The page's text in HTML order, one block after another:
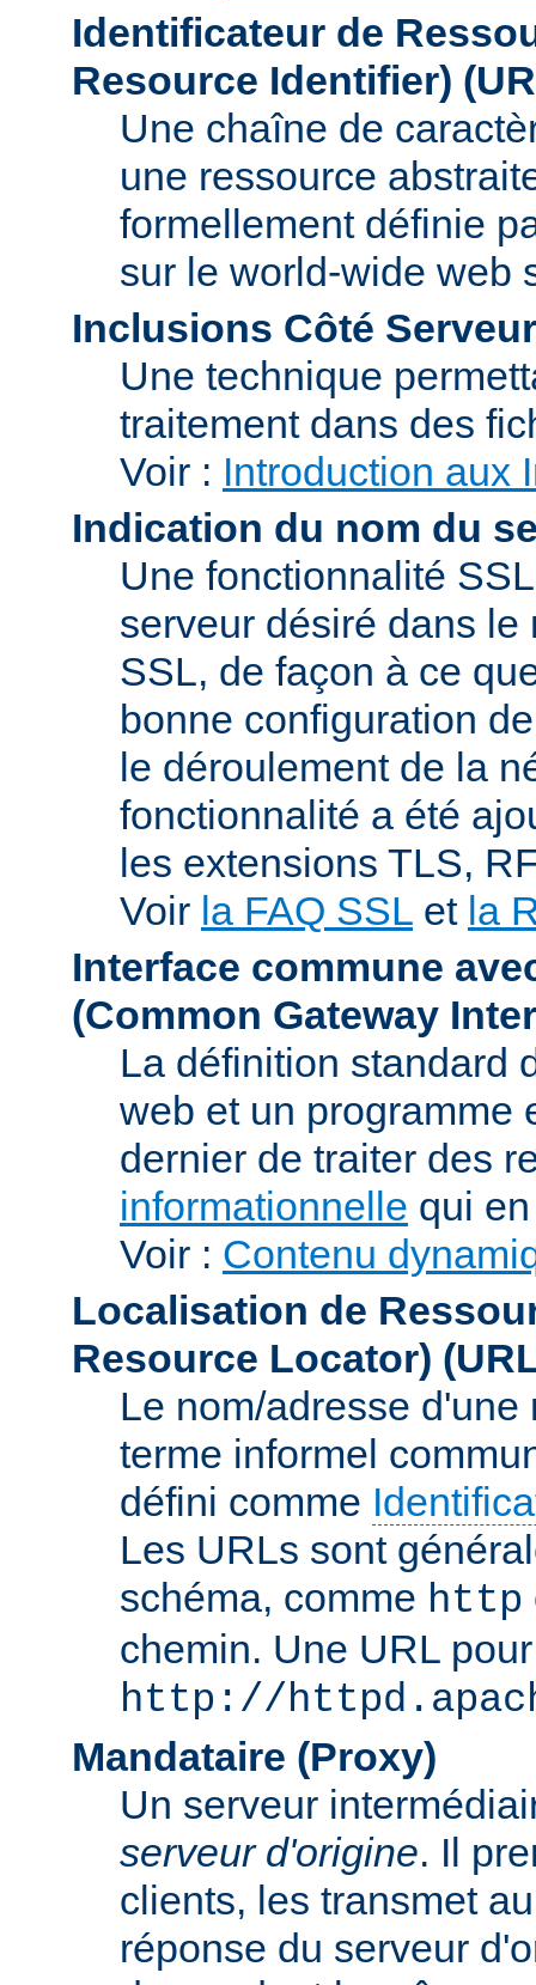
Identificateur de
Resource Identifier)
Une chaîne de
une ressource
formellement définie
sur le world-wide web
Inclusions Côté
Une technique
traitement dans des
Voir : Introduction aux
Indication du nom du
Une fonctionnalité
serveur désiré dans
SSL, de façon à ce
bonne configuration
le déroulement de la
fonctionnalité a été
les extensions TLS,
Voir la FAQ SSL et la
Interface commune
(Common Gateway
La définition standard
web et un programme
dernier de traiter des
informationnelle qui
Voir : Contenu
Localisation de
Resource Locator)
Le nom/adresse
terme informel
défini comme
Les URLs sont
schéma, comme http
chemin. Une URL
http://
Mandataire (Proxy)
Un serveur
serveur d'origine. Il
clients, les transmet
réponse du serveur